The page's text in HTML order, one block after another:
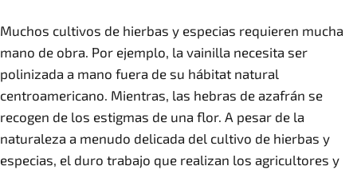
Muchos cultivos de hierbas y especias requieren mucha
mano de obra. Por ejemplo, la vainilla necesita ser
polinizada a mano fuera de su hábitat natural
centroamericano. Mientras, las hebras de azafrán se
recogen de los estigmas de una flor. A pesar de la
naturaleza a menudo delicada del cultivo de hierbas y
especias, el duro trabajo que realizan los agricultores y